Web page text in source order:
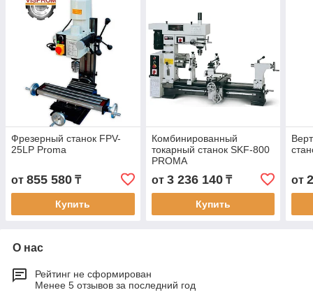
Фрезерный станок FPV-
25LP Proma
от 855 580 ₸
Купить
Комбинированный
токарный станок SKF-800
PROMA
от 3 236 140₸
Купить
от
О нас
Рейтинг не сформирован
Менее 5 отзывов за последний год